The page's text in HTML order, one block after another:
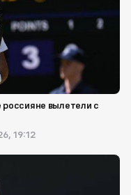
вылетели с
19:12